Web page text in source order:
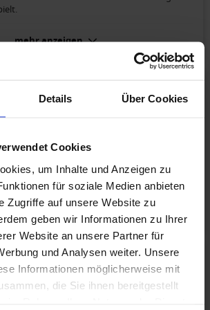
Details Über Cookies
Cookies
um Inhalte und Anzeigen zu
für soziale Medien anbieten
Zugriffe auf unsere Website zu
geben wir Informationen zu Ihrer
Website an unsere Partner für
und Analysen weiter. Unsere
Informationen möglicherweise mit
die Sie ihnen bereitgestellt
Hauptdeck (Kat. HG):
mehr anzeigen
4.2/ 5
zum Donaudelta
und Abreise durch das
und der sehr gute Service an Bord.
mehr anzeigen
3.7/ 5